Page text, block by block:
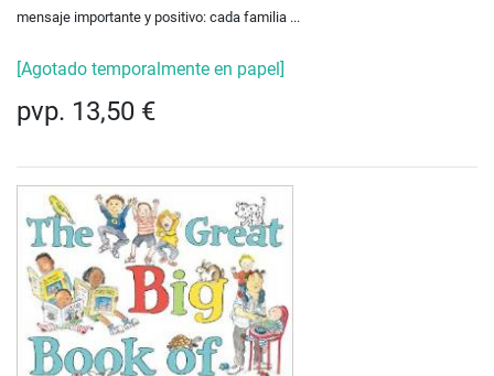
mensaje importante y positivo: cada familia ...
[Agotado temporalmente en papel]
pvp. 13,50 €